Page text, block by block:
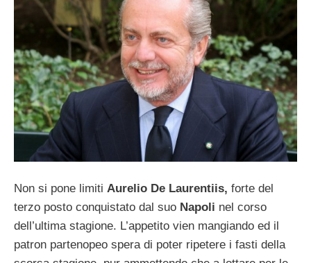
Non si pone limiti Aurelio De Laurentiis, forte del
terzo posto conquistato dal suo Napoli nel corso
dell’ultima stagione. L’appetito vien mangiando ed il
patron partenopeo spera di poter ripetere i fasti della